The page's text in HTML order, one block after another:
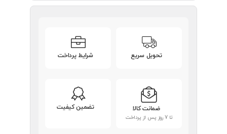
تحویل سریع شرایط پرداخت
ضمانت کالا
تا 7 روز پس از پرداخت
تضمین کیفیت